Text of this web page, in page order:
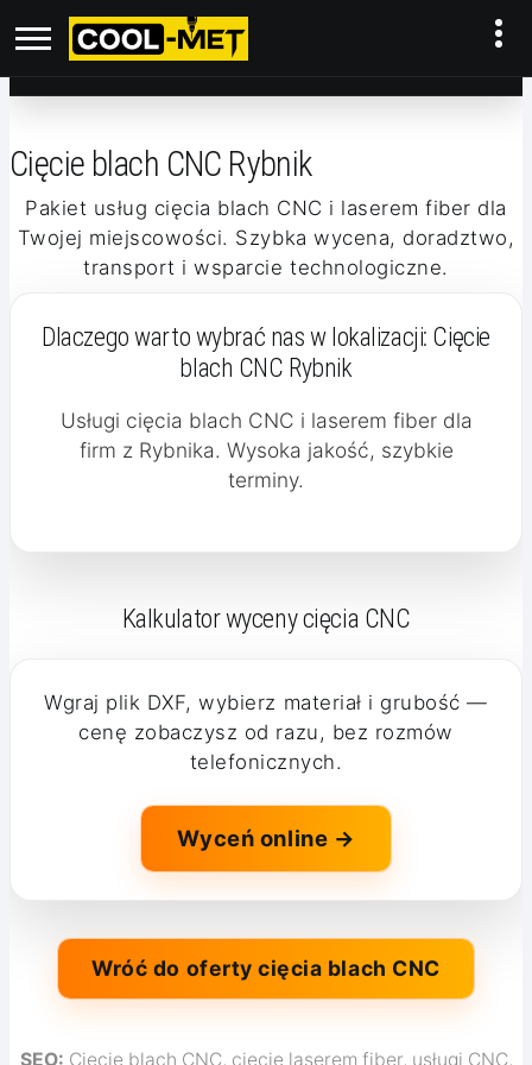
Cięcie blach CNC Rybnik
Pakiet usług cięcia blach CNC i laserem fiber dla
Twojej miejscowości. Szybka wycena, doradztwo,
transport i wsparcie technologiczne.
Dlaczego warto wybrać nas w lokalizacji: Cięcie
blach CNC Rybnik
Usługi cięcia blach CNC i laserem fiber dla
firm z Rybnika. Wysoka jakość, szybkie
terminy.
Kalkulator wyceny cięcia CNC
Wgraj plik DXF, wybierz materiał i grubość —
cenę zobaczysz od razu, bez rozmów
telefonicznych.
Wyceń online →
Wróć do oferty cięcia blach CNC
SEO: Cięcie blach CNC, cięcie laserem fiber, usługi CNC,